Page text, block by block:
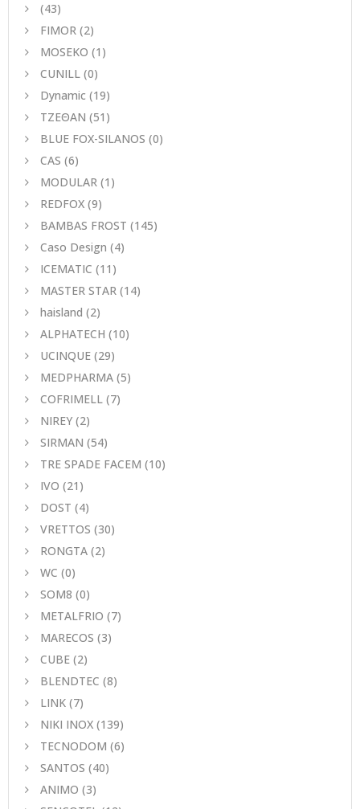
(43)
FIMOR (2)
MOSEKO (1)
CUNILL (0)
Dynamic (19)
ΤΖΕΘΑΝ (51)
BLUE FOX-SILANOS (0)
CAS (6)
MODULAR (1)
REDFOX (9)
BAMBAS FROST (145)
Caso Design (4)
ICEMATIC (11)
MASTER STAR (14)
haisland (2)
ALPHATECH (10)
UCINQUE (29)
MEDPHARMA (5)
COFRIMELL (7)
NIREY (2)
SIRMAN (54)
TRE SPADE FACEM (10)
IVO (21)
DOST (4)
VRETTOS (30)
RONGTA (2)
WC (0)
SOM8 (0)
METALFRIO (7)
MARECOS (3)
CUBE (2)
BLENDTEC (8)
LINK (7)
NIKI INOX (139)
TECNODOM (6)
SANTOS (40)
ANIMO (3)